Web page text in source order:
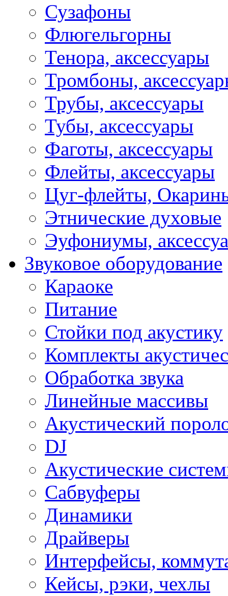
Сузафоны
Флюгельгорны
Тенора, аксессуары
Тромбоны,
Трубы, аксессуары
Тубы, аксессуары
Фаготы, аксессуары
Флейты, аксессуары
Цуг-флейты,
Этнические духовые
Эуфониумы,
Звуковое оборудование
Караоке
Питание
Стойки под акустику
Комплекты
Обработка звука
Линейные массивы
Акустический
DJ
Акустические
Сабвуферы
Динамики
Драйверы
Интерфейсы,
Кейсы, рэки, чехлы